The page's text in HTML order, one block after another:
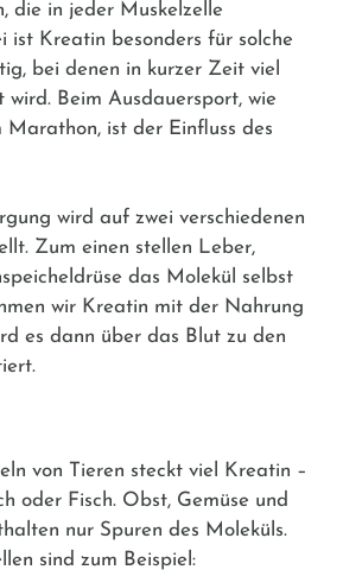
die in jeder Muskelzelle
ist Kreatin besonders für solche
bei denen in kurzer Zeit viel
Beim Ausdauersport, wie
Marathon, ist der Einfluss des
wird auf zwei verschiedenen
Zum einen stellen Leber,
das Molekül selbst
wir Kreatin mit der Nahrung
es dann über das Blut zu den
von Tieren steckt viel Kreatin –
oder Fisch. Obst, Gemüse und
nur Spuren des Moleküls.
sind zum Beispiel: